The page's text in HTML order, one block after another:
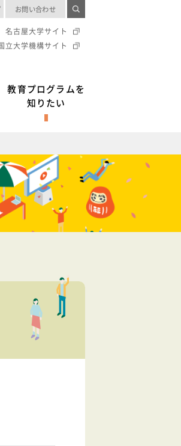
教育プログラムを
知りたい
お問い合わせ
名古屋大学サイト
立大学機構サイト